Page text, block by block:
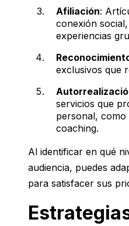
Afiliación:
conexión
experiencias
exclusivos que
servicios que
personal,
coaching.
Al identificar en qué
audiencia, puedes
para satisfacer sus